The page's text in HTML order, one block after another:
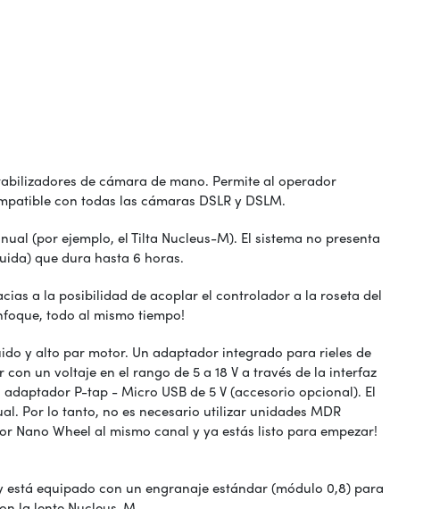
de cámara de mano. Permite al operador
con todas las cámaras DSLR y DSLM.
(por ejemplo, el Tilta Nucleus-M). El sistema no presenta
que dura hasta 6 horas.
a la posibilidad de acoplar el controlador a la roseta del
todo al mismo tiempo!
y alto par motor. Un adaptador integrado para rieles de
un voltaje en el rango de 5 a 18 V a través de la interfaz
P-tap - Micro USB de 5 V (accesorio opcional). El
Por lo tanto, no es necesario utilizar unidades MDR
Nano Wheel al mismo canal y ya estás listo para empezar!
equipado con un engranaje estándar (módulo 0,8) para